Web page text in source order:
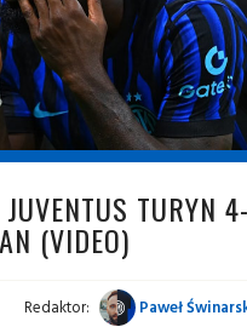
TURYN
(VIDEO)
Redaktor:
Paweł